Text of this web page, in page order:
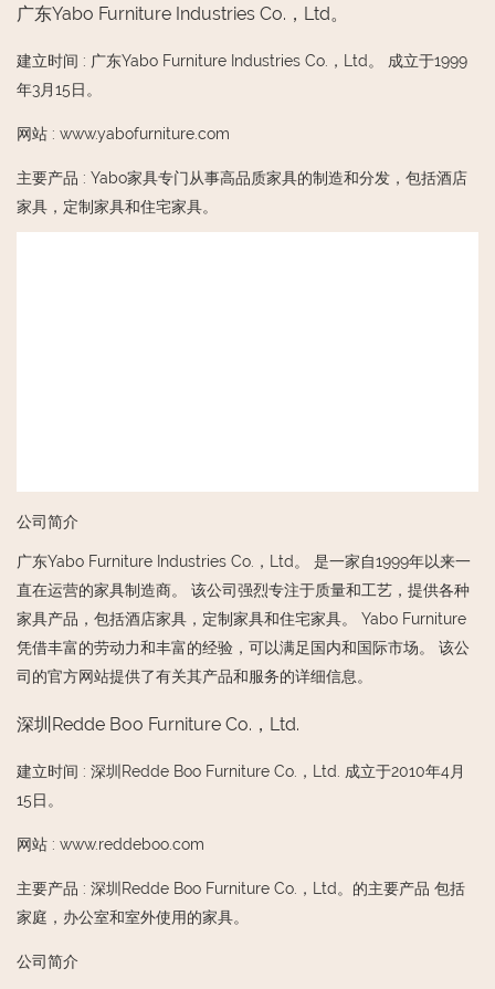
广东Yabo Furniture Industries Co.，Ltd。
建立时间 : 广东Yabo Furniture Industries Co.，Ltd。 成立于1999
年3月15日。
网站 : www.yabofurniture.com
主要产品 : Yabo家具专门从事高品质家具的制造和分发，包括酒店
家具，定制家具和住宅家具。
公司简介
广东Yabo Furniture Industries Co.，Ltd。 是一家自1999年以来一
直在运营的家具制造商。 该公司强烈专注于质量和工艺，提供各种
家具产品，包括酒店家具，定制家具和住宅家具。 Yabo Furniture
凭借丰富的劳动力和丰富的经验，可以满足国内和国际市场。 该公
司的官方网站提供了有关其产品和服务的详细信息。
深圳Redde Boo Furniture Co.，Ltd.
建立时间 : 深圳Redde Boo Furniture Co.，Ltd. 成立于2010年4月
15日。
网站 : www.reddeboo.com
主要产品 : 深圳Redde Boo Furniture Co.，Ltd。的主要产品 包括
家庭，办公室和室外使用的家具。
公司简介